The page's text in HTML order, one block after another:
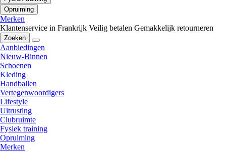
Opruiming
Merken
Klantenservice in Frankrijk Veilig betalen Gemakkelijk retourneren
Zoeken
Aanbiedingen
Nieuw-Binnen
Schoenen
Kleding
Handballen
Vertegenwoordigers
Lifestyle
Uitrusting
Clubruimte
Fysiek training
Opruiming
Merken